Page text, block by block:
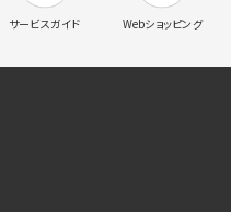
サービスガイド Webショッピング